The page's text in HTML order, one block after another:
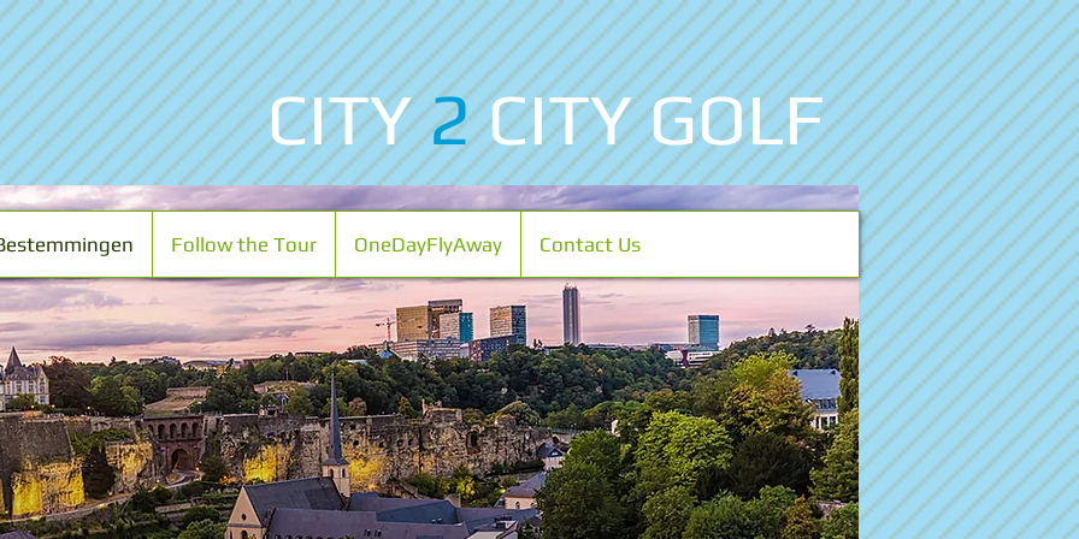
CITY2CITY GOLF
Follow the Tour OneDayFlyAway Contact Us